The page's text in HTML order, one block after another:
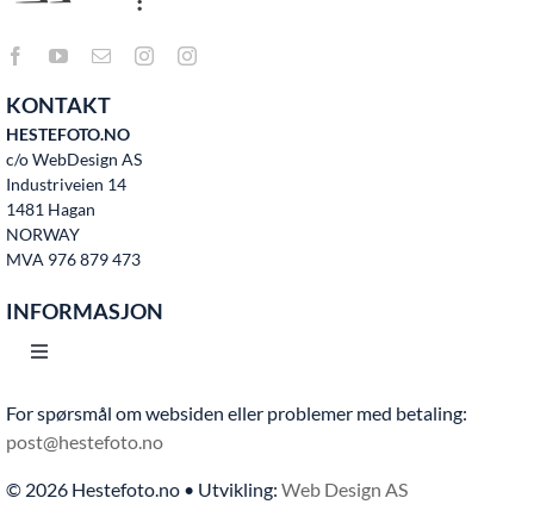
KONTAKT
HESTEFOTO.NO
c/o WebDesign AS
Industriveien 14
1481 Hagan
NORWAY
MVA 976 879 473
INFORMASJON
Toggle
Hjem
Bruksvilkår
For spørsmål om websiden eller problemer med betaling:
post@hestefoto.no
© 2026 Hestefoto.no • Utvikling: Web Design AS